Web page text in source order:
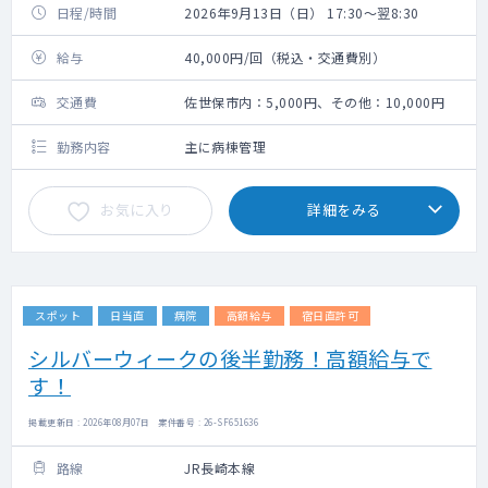
日程/時間 2026年9月13日（日） 17:30～翌8:30
給与 40,000円/回（税込・交通費別）
交通費 佐世保市内：5,000円、その他：10,000円
勤務内容 主に病棟管理
お気に入り 詳細をみる
スポット 日当直 病院 高額給与 宿日直許可
シルバーウィークの後半勤務！高額給与で
す！
掲載更新日 : 2026年08月07日 案件番号 : 26-SF651636
路線 JR長崎本線